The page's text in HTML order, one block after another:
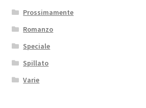
Prossimamente
Romanzo
Speciale
Spillato
Varie